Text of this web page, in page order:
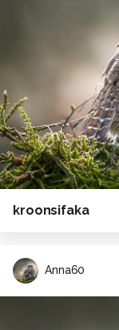
kroonsifaka
Anna60